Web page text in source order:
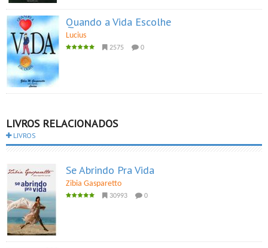
Quando a Vida Escolhe
Lucius
2575 0
LIVROS RELACIONADOS
LIVROS
Se Abrindo Pra Vida
Zibia Gasparetto
30993 0